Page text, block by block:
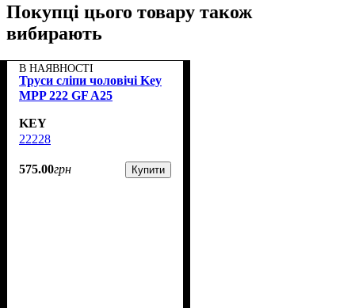
Покупці цього товару також
вибирають
В НАЯВНОСТІ
Труси сліпи чоловічі Key
MPP 222 GF A25
KEY
22228
575.00грн Купити